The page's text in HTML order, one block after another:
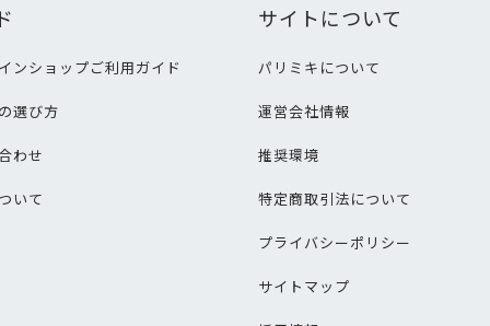
ンショップご利用ガイド
選び方
わせ
いて
サイトについて
パリミキについて
運営会社情報
推奨環境
特定商取引法について
プライバシーポリシー
サイトマップ